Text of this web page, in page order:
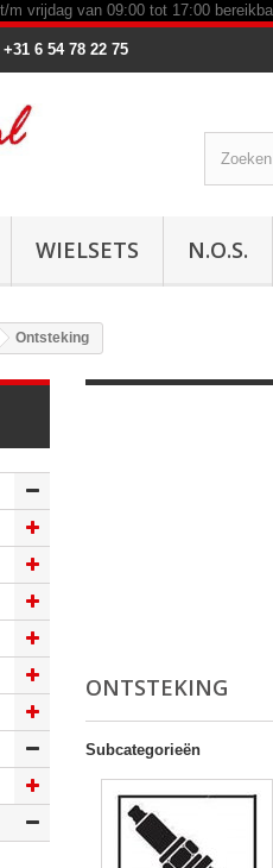
+31 6 54 78 22 75
WIELSETS N.O.S.
Ontsteking
ONTSTEKING
Subcategorieën